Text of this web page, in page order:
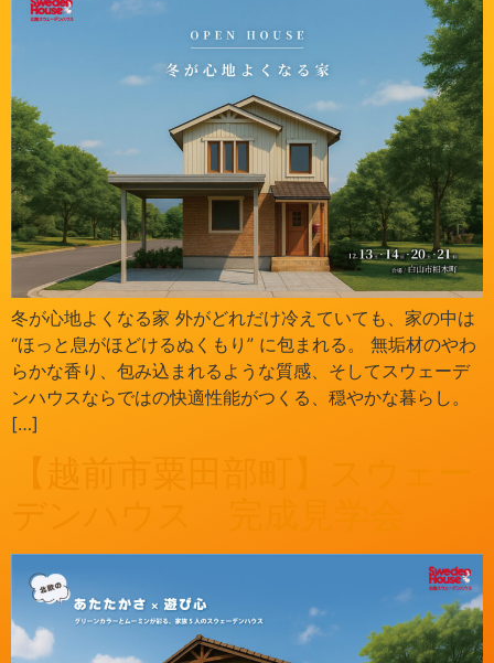
冬が心地よくなる家 外がどれだけ冷えていても、家の中は
“ほっと息がほどけるぬくもり” に包まれる。 無垢材のやわ
らかな香り、包み込まれるような質感、そしてスウェーデ
ンハウスならではの快適性能がつくる、穏やかな暮らし。
[…]